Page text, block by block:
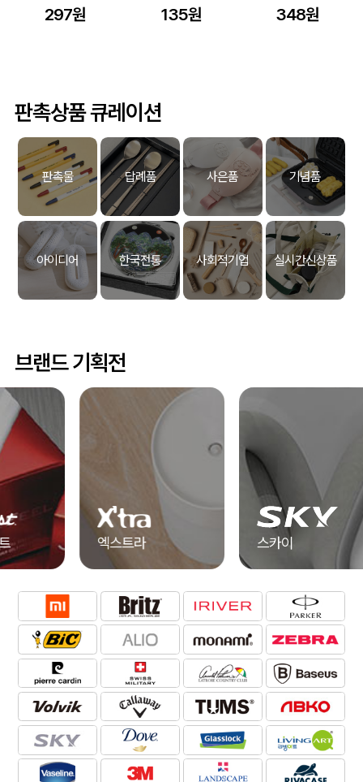
297원 135원 348원
판촉상품 큐레이션
판촉물 답례품 사은품 기념품
아이디어 한국전통 사회적기업 실시간신상품
브랜드 기획전
엑스트라 스카이